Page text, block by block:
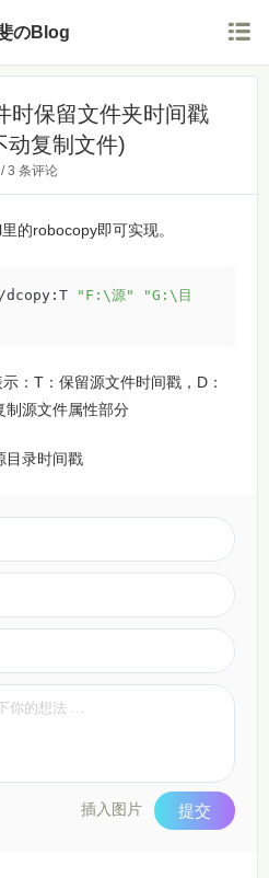
のBlog 
时保留文件夹时间戳
动复制文件)
/3 条评论
的robocopy即可实现。
dcopy:T "F:\源"
"G:\目
：T：保留源文件时间戳，D：
制源文件属性部分
目录时间戳
插入图片 提交